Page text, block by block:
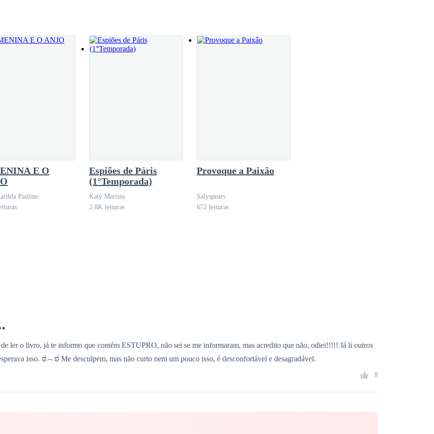
pelo internato. Esse colégio era imenso, haviam vários corredores e armários. Sempre tive vontade de visitar um lugar
E O
Paulino
Espiões de Páris
(1°Temporada)
Katy Martins
2.8K leituras
Provoque a Paixâo
Salyspears
672 leituras
ler o livro, já te informo que contém ESTUPRO, não sei se me informaram, mas acredito que não, odiei!!!!! Já li outros
isso. ಠ⁠︵⁠ಠ Me desculpem, mas não curto nem um pouco isso, é desconfortável e desagradável.
8